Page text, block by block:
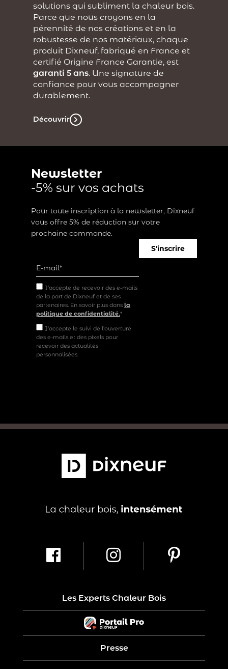
solutions qui subliment la chaleur bois.
Parce que nous croyons en la
pérennité de nos créations et en la
robustesse de nos matériaux, chaque
produit Dixneuf, fabriqué en France et
certifié Origine France Garantie, est
garanti 5 ans. Une signature de
confiance pour vous accompagner
durablement.
Découvrir
Newsletter
-5% sur vos achats
Pour toute inscription à la newsletter, Dixneuf
vous offre 5% de réduction sur votre
prochaine commande.
J’accepte de recevoir des e-mails
de la part de Dixneuf et de ses
partenaires. En savoir plus dans la
politique de confidentialité.*
J'accepte le suivi de l'ouverture
des e-mails et des pixels pour
recevoir des actualités
personnalisées.
S'inscrire
Les Experts Chaleur Bois
Presse